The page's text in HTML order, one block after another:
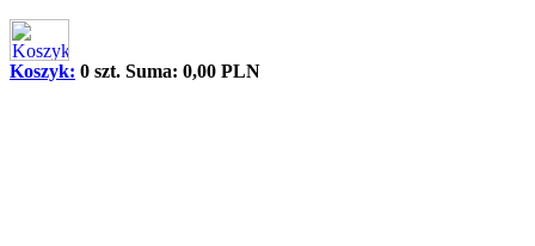
Koszyk: 0 szt. Suma: 0,00 PLN